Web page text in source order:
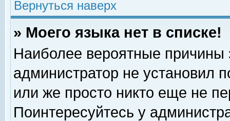
Вернуться наверх
» Моего языка нет в списке!
Наиболее вероятные причины
администратор не установил
или же просто никто еще не
Поинтересуйтесь у